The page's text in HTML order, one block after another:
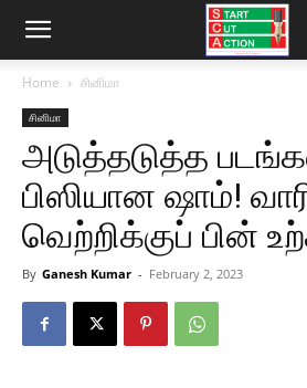
Home சினிமா
சினிமா
அடுத்தடுத்த
பிஸியான ஷாம்!
வெற்றிக்குப் பின்
By Ganesh Kumar - February 2, 2023